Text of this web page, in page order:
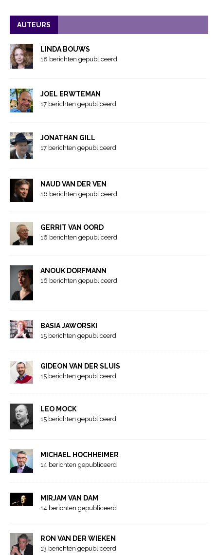
AUTEURS
LINDA BOUWS
18 berichten gepubliceerd
JOEL ERWTEMAN
17 berichten gepubliceerd
JONATHAN GILL
17 berichten gepubliceerd
NAUD VAN DER VEN
16 berichten gepubliceerd
GERRIT VAN OORD
16 berichten gepubliceerd
ANOUK DORFMANN
16 berichten gepubliceerd
BASIA JAWORSKI
15 berichten gepubliceerd
GIDEON VAN DER SLUIS
15 berichten gepubliceerd
LEO MOCK
15 berichten gepubliceerd
MICHAEL HOCHHEIMER
14 berichten gepubliceerd
MIRJAM VAN DAM
14 berichten gepubliceerd
RON VAN DER WIEKEN
13 berichten gepubliceerd